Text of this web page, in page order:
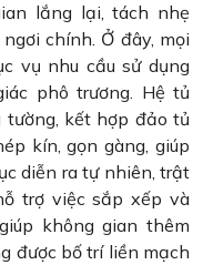
lắng lại, tách nhẹ
chính. Ở đây, mọi
vụ nhu cầu sử dụng
phô trương. Hệ tủ
tường, kết hợp đảo tủ
kín, gọn gàng, giúp
diễn ra tự nhiên, trật
trợ việc sắp xếp và
không gian thêm
được bố trí liền mạch